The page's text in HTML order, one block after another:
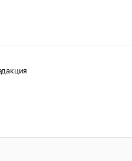
авторских прав